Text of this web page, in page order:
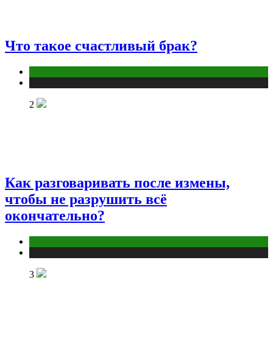
Что такое счастливый брак?
2
Как разговаривать после измены,
чтобы не разрушить всё
окончательно?
3